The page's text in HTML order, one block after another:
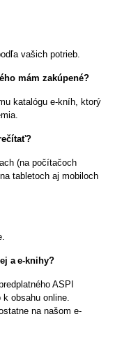
vašich potrieb.
mám zakúpené?
katalógu e-kníh, ktorý
(na počítačoch
tabletoch aj mobiloch
a e-knihy?
ASPI
obsahu online.
na našom e-